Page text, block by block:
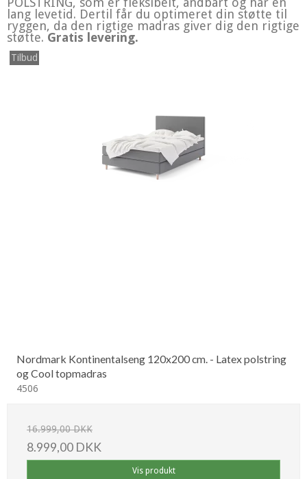
lang levetid. Dertil får du optimeret din støtte til
ryggen, da den rigtige madras giver dig den rigtige
støtte. Gratis levering.
Tilbud
Nordmark Kontinentalseng 120x200 cm. - Latex polstring
og Cool topmadras
4506
16.999,00 DKK
8.999,00 DKK
Vis produkt